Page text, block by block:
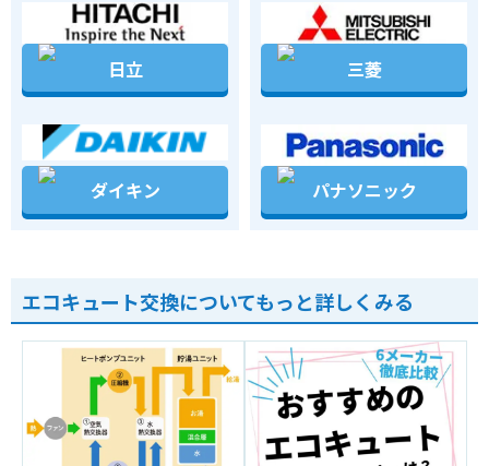
日立 三菱
ダイキン パナソニック
エコキュート交換についてもっと詳しくみる